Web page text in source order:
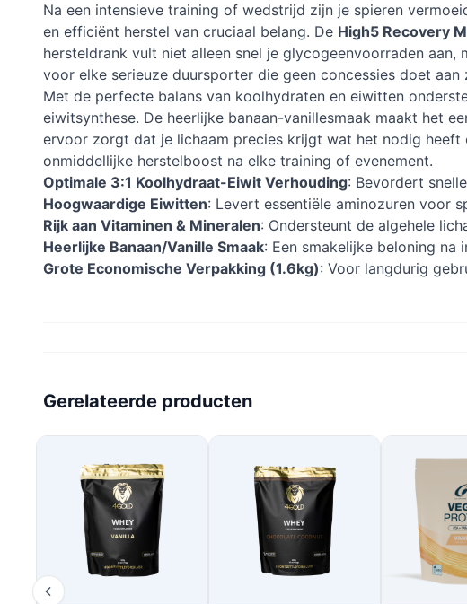
Na een intensieve training of wedstrijd zijn je spieren
en efficiënt herstel van cruciaal belang. De High5 Recovery
hersteldrank vult niet alleen snel je glycogeenvoorraden
voor elke serieuze duursporter die geen concessies doet aan
Met de perfecte balans van koolhydraten en eiwitten
eiwitsynthese. De heerlijke banaan-vanillesmaak maakt het
ervoor zorgt dat je lichaam precies krijgt wat het nodig
onmiddellijke herstelboost na elke training of evenement.
Optimale 3:1 Koolhydraat-Eiwit Verhouding: Bevordert
Hoogwaardige Eiwitten: Levert essentiële aminozuren voor
Rijk aan Vitaminen & Mineralen: Ondersteunt de algehele
Heerlijke Banaan/Vanille Smaak: Een smakelijke beloning na
Grote Economische Verpakking (1.6kg): Voor langdurig
Gerelateerde producten